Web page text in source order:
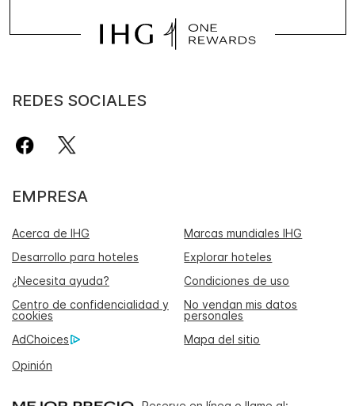
REDES SOCIALES
EMPRESA
Acerca de IHG
Marcas mundiales IHG
Desarrollo para hoteles
Explorar hoteles
¿Necesita ayuda?
Condiciones de uso
Centro de confidencialidad y
cookies
No vendan mis datos
personales
AdChoices
Mapa del sitio
Opinión